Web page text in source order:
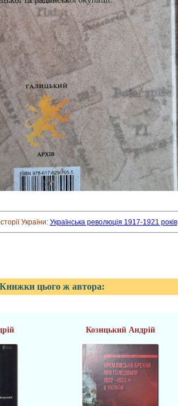
України: Українська революція 1917-1921 років
Книжки цього ж автора:
Козицький Андрій